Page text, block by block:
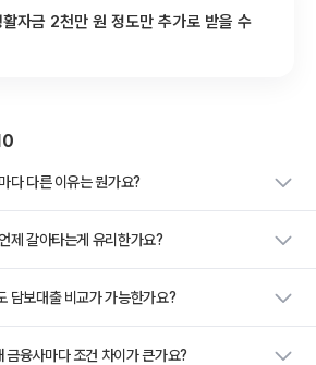
자금 2천만 원 정도만 추가로 받을 수
다 다른 이유는 뭔가요?
제 갈아타는게 유리한가요?
담보대출 비교가 가능한가요?
금융사마다 조건 차이가 큰가요?